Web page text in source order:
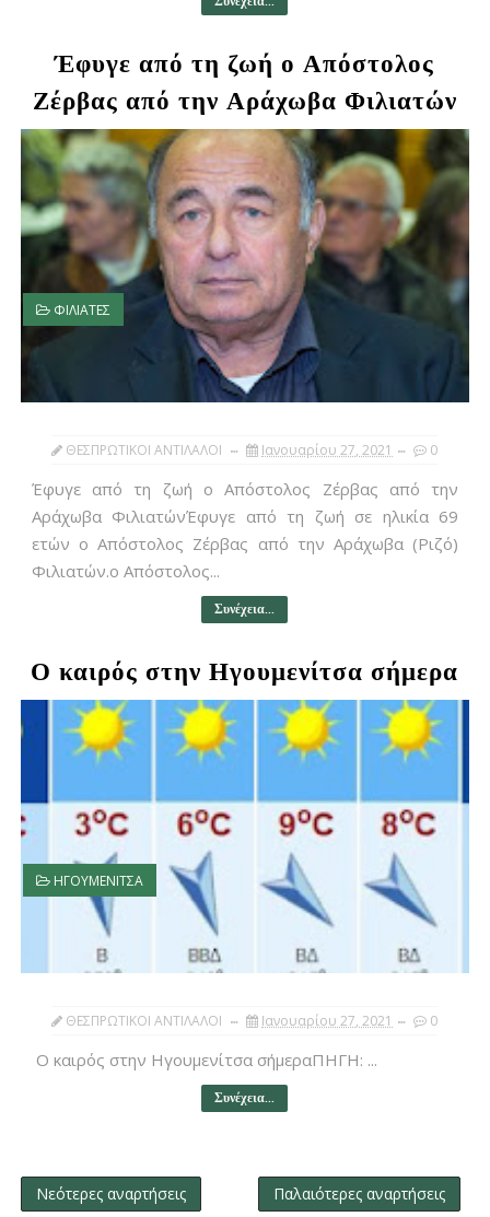
Έφυγε από τη ζωή ο Απόστολος
Ζέρβας από την Αράχωβα Φιλιατών
ΦΙΛΙΑΤΕΣ
ΘΕΣΠΡΩΤΙΚΟΙ ΑΝΤΙΛΑΛΟΙ Ιανουαρίου 27, 2021 0
Έφυγε από τη ζωή ο Απόστολος Ζέρβας από την
Αράχωβα ΦιλιατώνΈφυγε από τη ζωή σε ηλικία 69
ετών ο Απόστολος Ζέρβας από την Αράχωβα (Ριζό)
Φιλιατών.ο Απόστολος...
Συνέχεια...
Ο καιρός στην Ηγουμενίτσα σήμερα
ΗΓΟΥΜΕΝΙΤΣΑ
ΘΕΣΠΡΩΤΙΚΟΙ ΑΝΤΙΛΑΛΟΙ Ιανουαρίου 27, 2021 0
Ο καιρός στην Ηγουμενίτσα σήμεραΠΗΓΗ: ...
Συνέχεια...
Νεότερες αναρτήσεις Παλαιότερες αναρτήσεις